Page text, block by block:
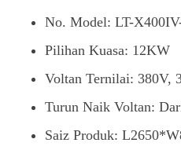
No. Model: LT-
Pilihan Kuasa: 12KW
Voltan Ternilai: 380V,
Turun Naik Voltan:
Saiz Produk: